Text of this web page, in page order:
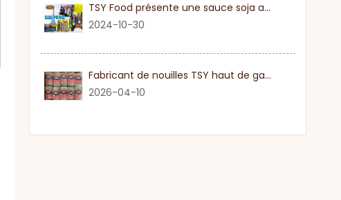
TSY Food présente une sauce soja authentique au SIAL PARIS 2024
2024-10-30
Fabricant de nouilles TSY haut de gamme dans le Guangdong
2026-04-10